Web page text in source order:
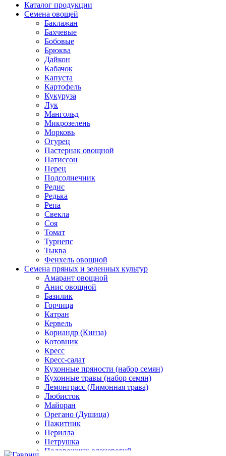
Каталог продукции
Семена овощей
Баклажан
Бахчевые
Бобовые
Брюква
Дайкон
Кабачок
Капуста
Картофель
Кукуруза
Лук
Мангольд
Микрозелень
Морковь
Огурец
Пастернак овощной
Патиссон
Перец
Подсолнечник
Редис
Редька
Репа
Свекла
Соя
Томат
Турнепс
Тыква
Фенхель овощной
Семена пряных и зеленных культур
Амарант овощной
Анис овощной
Базилик
Горчица
Катран
Кервель
Кориандр (Кинза)
Котовник
Кресс
Кресс-салат
Кухонные пряности (набор семян)
Кухонные травы (набор семян)
Лемонграсс (Лимонная трава)
Любисток
Майоран
Орегано (Душица)
Пажитник
Перилла
Петрушка
Подорожник оленерогий